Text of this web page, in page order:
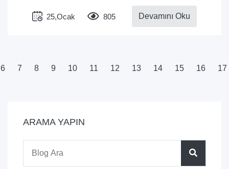
25,Ocak 805 Devamını Oku
6 7 8 9 10 11 12 13 14 15 16 17
ARAMA YAPIN